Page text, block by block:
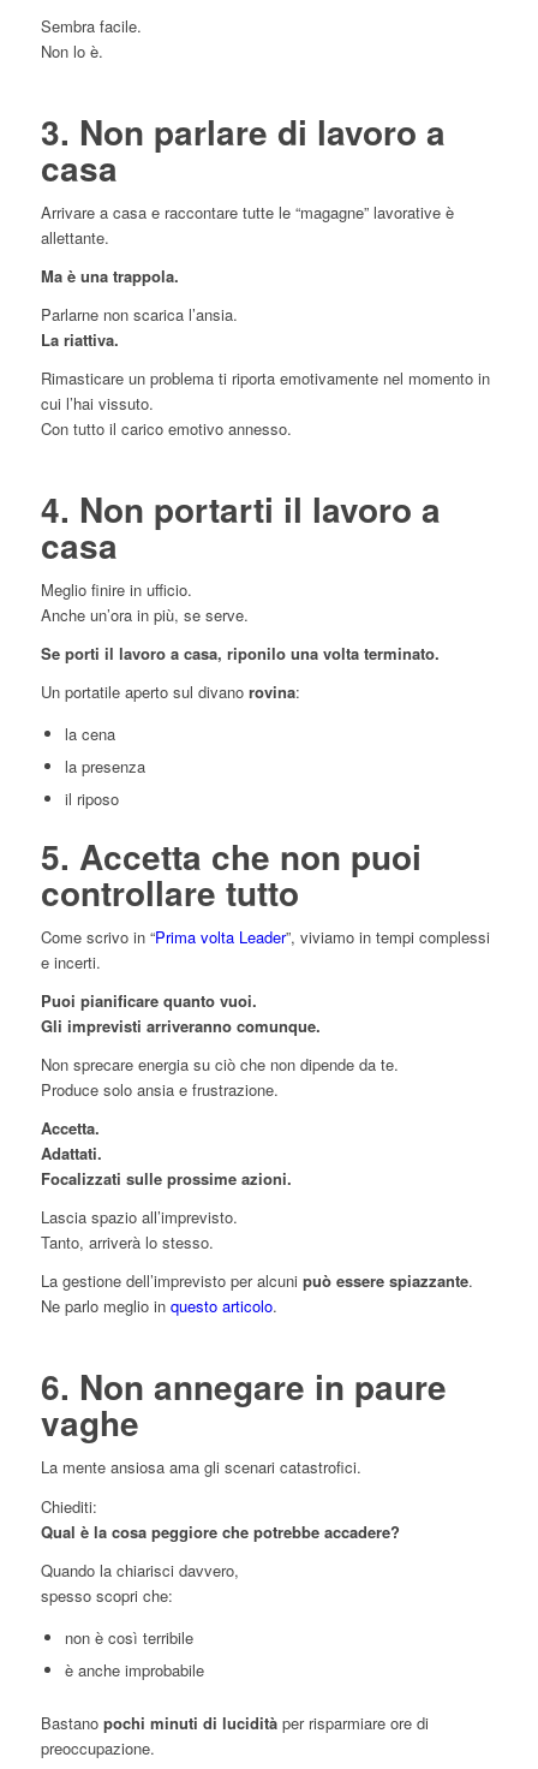
Sembra facile.
Non lo è.
3. Non parlare di lavoro a
casa
Arrivare a casa e raccontare tutte le “magagne” lavorative è
allettante.
Ma è una trappola.
Parlarne non scarica l’ansia.
La riattiva.
Rimasticare un problema ti riporta emotivamente nel momento in
cui l’hai vissuto.
Con tutto il carico emotivo annesso.
4. Non portarti il lavoro a
casa
Meglio finire in ufficio.
Anche un’ora in più, se serve.
Se porti il lavoro a casa, riponilo una volta terminato.
Un portatile aperto sul divano rovina:
la cena
la presenza
il riposo
5. Accetta che non puoi
controllare tutto
Come scrivo in “Prima volta Leader”, viviamo in tempi complessi
e incerti.
Puoi pianificare quanto vuoi.
Gli imprevisti arriveranno comunque.
Non sprecare energia su ciò che non dipende da te.
Produce solo ansia e frustrazione.
Accetta.
Adattati.
Focalizzati sulle prossime azioni.
Lascia spazio all’imprevisto.
Tanto, arriverà lo stesso.
La gestione dell’imprevisto per alcuni può essere spiazzante.
Ne parlo meglio in questo articolo.
6. Non annegare in paure
vaghe
La mente ansiosa ama gli scenari catastrofici.
Chiediti:
Qual è la cosa peggiore che potrebbe accadere?
Quando la chiarisci davvero,
spesso scopri che:
non è così terribile
è anche improbabile
Bastano pochi minuti di luciditàper risparmiare ore di
preoccupazione.